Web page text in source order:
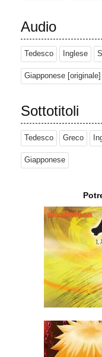
Audio
Tedesco Inglese
Giapponese [originale]
Sottotitoli
Tedesco Greco
Giapponese